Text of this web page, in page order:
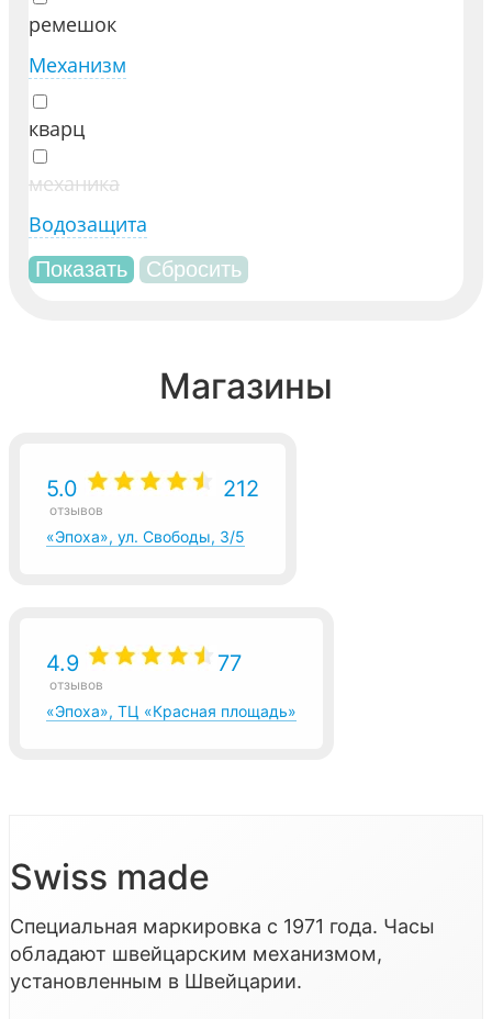
ремешок
Механизм
кварц
механика
Водозащита
Магазины
5.0 212
отзывов
«Эпоха», ул. Свободы, 3/5
4.9 77
отзывов
«Эпоха», ТЦ «Красная площадь»
Swiss made
Специальная маркировка с 1971 года. Часы
обладают швейцарским механизмом,
установленным в Швейцарии.